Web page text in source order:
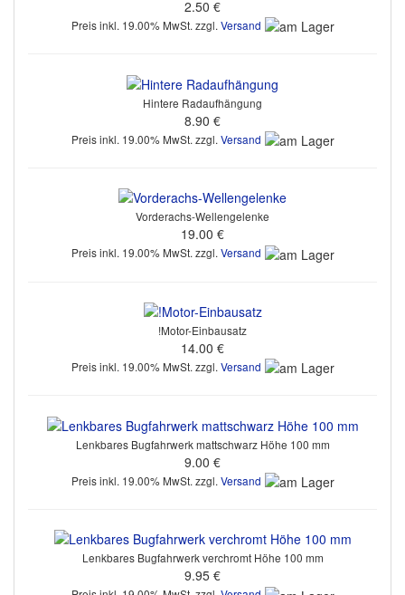
2.50 €
Preis inkl. 19.00% MwSt. zzgl. Versand
Hintere Radaufhängung
8.90 €
Preis inkl. 19.00% MwSt. zzgl. Versand
Vorderachs-Wellengelenke
19.00 €
Preis inkl. 19.00% MwSt. zzgl.Versand
!Motor-Einbausatz
14.00 €
Preis inkl. 19.00% MwSt. zzgl. Versand
Lenkbares Bugfahrwerk mattschwarz Höhe 100 mm
9.00 €
Preis inkl. 19.00% MwSt. zzgl. Versand
Lenkbares Bugfahrwerk verchromt Höhe 100 mm
9.95 €